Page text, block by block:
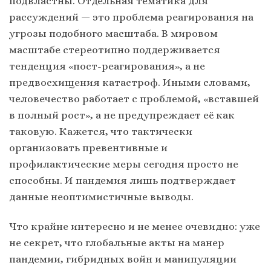
рассуждений — это проблема реагирования на
угрозы подобного масштаба. В мировом
масштабе стереотипно поддерживается
тенденция «пост-реагирования», а не
предвосхищения катастроф. Иными словами,
человечество работает с проблемой, «вставшей
в полный рост», а не предупреждает её как
таковую. Кажется, что тактически
организовать превентивные и
профилактические меры сегодня просто не
способны. И пандемия лишь подтверждает
данные неоптимистичные выводы.
Что крайне интересно и не менее очевидно: уже
не секрет, что глобальные акты на манер
пандемии, гибридных войн и манипуляции